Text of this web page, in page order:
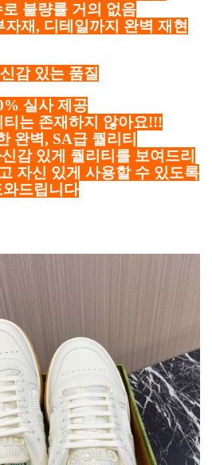
불량률 거의 없음
자재, 디테일까지 완벽 재현
감 있는 품질
실사 제공
는 존재하지 않아요!!!
완벽, SA급 퀄리티
감 있게 퀄리티를 보여드리
자신 있게 사용할 수 있도록
와드립니다